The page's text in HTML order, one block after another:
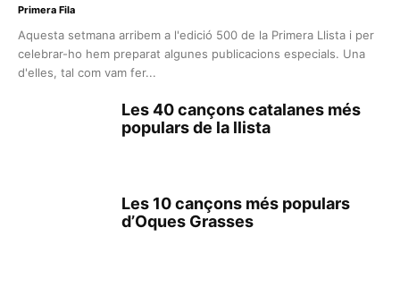
Primera Fila
Aquesta setmana arribem a l'edició 500 de la Primera Llista i per
celebrar-ho hem preparat algunes publicacions especials. Una
d'elles, tal com vam fer...
Les 40 cançons catalanes més
populars de la llista
Les 10 cançons més populars
d’Oques Grasses